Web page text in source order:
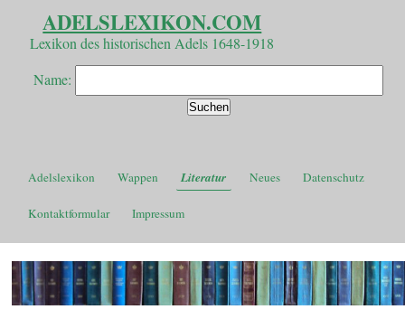
ADELSLEXIKON.COM
Lexikon des historischen Adels 1648-1918
Name:
Adelslexikon Wappen Literatur Neues Datenschutz
Kontaktformular Impressum